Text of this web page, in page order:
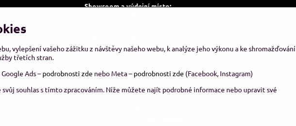
Showroom a výdejní místo:
vylepšení vašeho zážitku z návštěvy našeho webu, k analýze jeho výkonu a ke shromažďování
třetích stran.
Ads – podrobnosti zde nebo Meta – podrobnosti zde (Facebook, Instagram)
souhlas s tímto zpracováním. Níže můžete najít podrobné informace nebo upravit své